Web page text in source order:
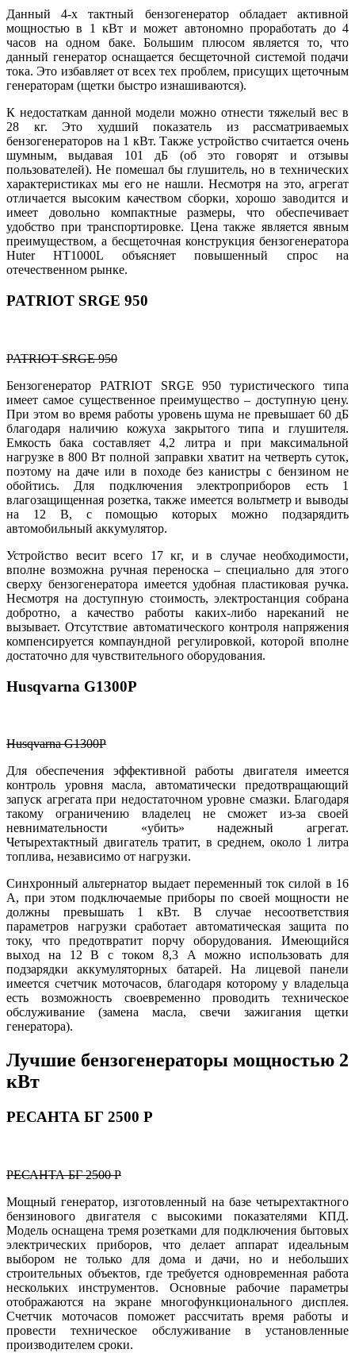
Данный 4-х тактный бензогенератор обладает активной
мощностью в 1 кВт и может автономно проработать до 4
часов на одном баке. Большим плюсом является то, что
данный генератор оснащается бесщеточной системой подачи
тока. Это избавляет от всех тех проблем, присущих щеточным
генераторам (щетки быстро изнашиваются).
К недостаткам данной модели можно отнести тяжелый вес в
28 кг. Это худший показатель из рассматриваемых
бензогенераторов на 1 кВт. Также устройство считается очень
шумным, выдавая 101 дБ (об это говорят и отзывы
пользователей). Не помешал бы глушитель, но в технических
характеристиках мы его не нашли. Несмотря на это, агрегат
отличается высоким качеством сборки, хорошо заводится и
имеет довольно компактные размеры, что обеспечивает
удобство при транспортировке. Цена также является явным
преимуществом, а бесщеточная конструкция бензогенератора
Huter HT1000L объясняет повышенный спрос на
отечественном рынке.
PATRIOT SRGE 950
PATRIOT SRGE 950
Бензогенератор PATRIOT SRGE 950 туристического типа
имеет самое существенное преимущество – доступную цену.
При этом во время работы уровень шума не превышает 60 дБ
благодаря наличию кожуха закрытого типа и глушителя.
Емкость бака составляет 4,2 литра и при максимальной
нагрузке в 800 Вт полной заправки хватит на четверть суток,
поэтому на даче или в походе без канистры с бензином не
обойтись. Для подключения электроприборов есть 1
влагозащищенная розетка, также имеется вольтметр и выводы
на 12 В, с помощью которых можно подзарядить
автомобильный аккумулятор.
Устройство весит всего 17 кг, и в случае необходимости,
вполне возможна ручная переноска – специально для этого
сверху бензогенератора имеется удобная пластиковая ручка.
Несмотря на доступную стоимость, электростанция собрана
добротно, а качество работы каких-либо нареканий не
вызывает. Отсутствие автоматического контроля напряжения
компенсируется компаундной регулировкой, которой вполне
достаточно для чувствительного оборудования.
Husqvarna G1300P
Husqvarna G1300P
Для обеспечения эффективной работы двигателя имеется
контроль уровня масла, автоматически предотвращающий
запуск агрегата при недостаточном уровне смазки. Благодаря
такому ограничению владелец не сможет из-за своей
невнимательности «убить» надежный агрегат.
Четырехтактный двигатель тратит, в среднем, около 1 литра
топлива, независимо от нагрузки.
Синхронный альтернатор выдает переменный ток силой в 16
А, при этом подключаемые приборы по своей мощности не
должны превышать 1 кВт. В случае несоответствия
параметров нагрузки сработает автоматическая защита по
току, что предотвратит порчу оборудования. Имеющийся
выход на 12 В с током 8,3 А можно использовать для
подзарядки аккумуляторных батарей. На лицевой панели
имеется счетчик моточасов, благодаря которому у владельца
есть возможность своевременно проводить техническое
обслуживание (замена масла, свечи зажигания щетки
генератора).
Лучшие бензогенераторы мощностью 2
кВт
РЕСАНТА БГ 2500 Р
РЕСАНТА БГ 2500 Р
Мощный генератор, изготовленный на базе четырехтактного
бензинового двигателя с высокими показателями КПД.
Модель оснащена тремя розетками для подключения бытовых
электрических приборов, что делает аппарат идеальным
выбором не только для дома и дачи, но и небольших
строительных объектов, где требуется одновременная работа
нескольких инструментов. Основные рабочие параметры
отображаются на экране многофункционального дисплея.
Счетчик моточасов поможет рассчитать время работы и
провести техническое обслуживание в установленные
производителем сроки.